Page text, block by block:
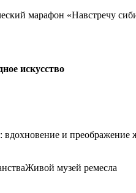
марафон «Навстречу
искусство
и преображение
музей ремесла